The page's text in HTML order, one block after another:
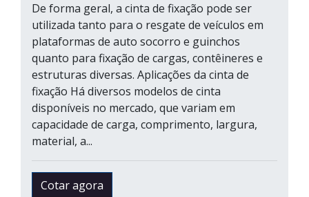
De forma geral, a cinta de fixação pode ser
utilizada tanto para o resgate de veículos em
plataformas de auto socorro e guinchos
quanto para fixação de cargas, contêineres e
estruturas diversas. Aplicações da cinta de
fixação Há diversos modelos de cinta
disponíveis no mercado, que variam em
capacidade de carga, comprimento, largura,
material, a...
Cotar agora